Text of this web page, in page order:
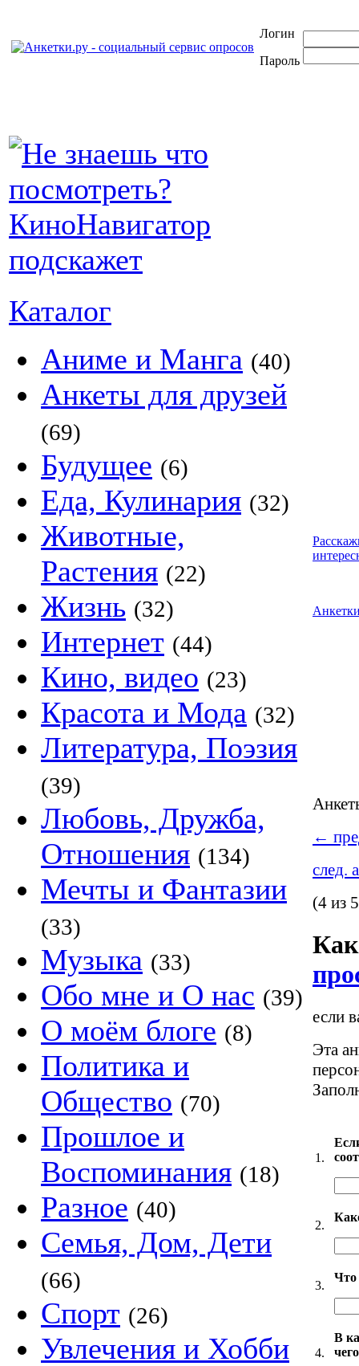
Логин
Пароль
Каталог
Аниме и Манга (40)
Анкеты для друзей
(69)
Будущее (6)
Еда, Кулинария (32)
Животные,
Растения (22)
Жизнь (32)
Интернет (44)
Кино, видео (23)
Красота и Мода (32)
Литература, Поэзия
(39)
Любовь, Дружба,
Отношения (134)
Мечты и Фантазии
(33)
Музыка (33)
Обо мне и О нас (39)
О моём блоге (8)
Политика и
Общество (70)
Прошлое и
Воспоминания (18)
Разное (40)
Семья, Дом, Дети
(66)
Спорт (26)
Увлечения и Хобби
←
след.
(4 из
если
Эта
1.
2.
3.
Что
4.
В